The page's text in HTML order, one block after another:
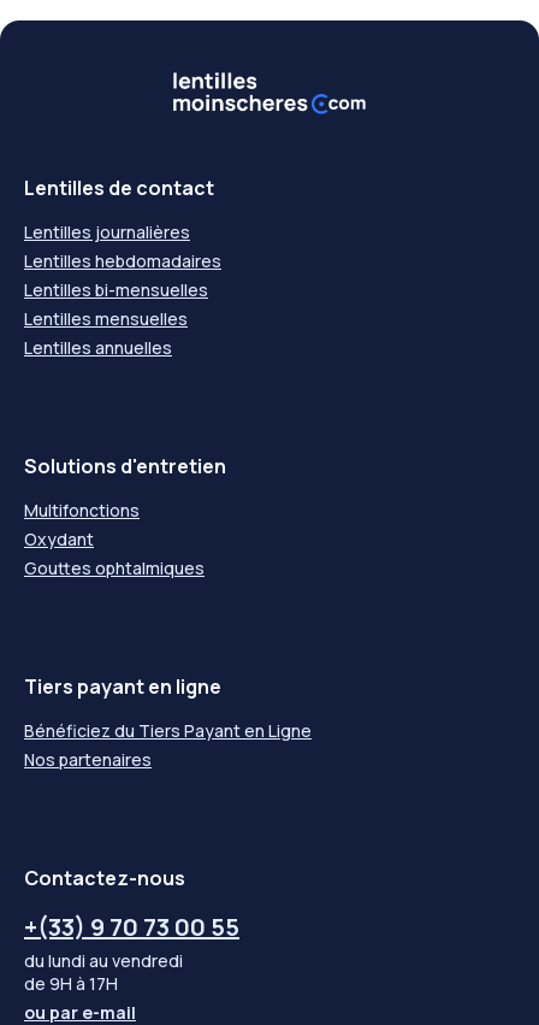
Lentilles de contact
Lentilles journalières
Lentilles hebdomadaires
Lentilles bi-mensuelles
Lentilles mensuelles
Lentilles annuelles
Solutions d'entretien
Multifonctions
Oxydant
Gouttes ophtalmiques
Tiers payant en ligne
Bénéficiez du Tiers Payant en Ligne
Nos partenaires
Contactez-nous
+(33) 9 70 73 00 55
du lundi au vendredi
de 9H à 17H
ou par e-mail